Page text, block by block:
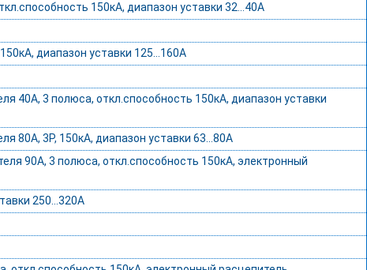
150кА, диапазон уставки 32…40А
диапазон уставки 125...160А
40А, 3 полюса, откл.способность 150кА, диапазон уставки
80А, 3P, 150кА, диапазон уставки 63...80А
90А, 3 полюса, откл.способность 150кА, электронный
250…320А